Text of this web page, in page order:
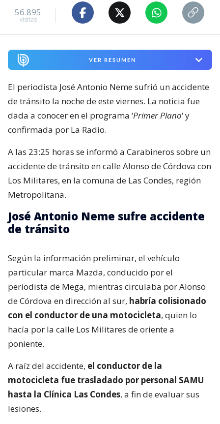
56.895
visitas
VER RESUMEN
El periodista José Antonio Neme sufrió un accidente
de tránsito la noche de este viernes. La noticia fue
dada a conocer en el programa ‘Primer Plano‘ y
confirmada por La Radio.
A las 23:25 horas se informó a Carabineros sobre un
accidente de tránsito en calle Alonso de Córdova con
Los Militares, en la comuna de Las Condes, región
Metropolitana.
José Antonio Neme sufre accidente
de tránsito
Según la información preliminar, el vehículo
particular marca Mazda, conducido por el
periodista de Mega, mientras circulaba por Alonso
de Córdova en dirección al sur, habría colisionado
con el conductor de una motocicleta, quien lo
hacía por la calle Los Militares de oriente a
poniente.
A raíz del accidente, el conductor de la
motocicleta fue trasladado por personal SAMU
hasta la Clínica Las Condes, a fin de evaluar sus
lesiones.